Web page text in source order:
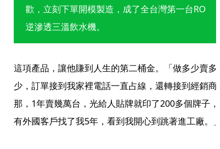
歡，立刻下單開模製造，成了全台灣第一台RO
逆滲透三溫飲水機。
這項產品，讓他賺到人生的第二桶金。「做多少賣多
少，訂單接到我家裡電話一直占線，還轉接到經銷商
那，1年賣幾萬台，光給人貼牌就印了200多個牌子，
有外國客戶找了我5年，看到我開心到跳著進工廠。